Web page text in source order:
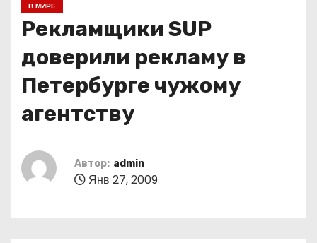
В МИРЕ
Рекламщики SUP
доверили рекламу в
Петербурге чужому
агентству
Автор: admin
Янв 27, 2009